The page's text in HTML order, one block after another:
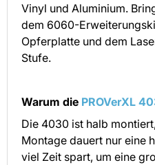
Vinyl und Aluminium.
dem 6060-
Opferplatte und dem
Stufe.
Warum die PROVerXL
Die 4030 ist halb
Montage dauert nur eine
viel Zeit spart, um eine